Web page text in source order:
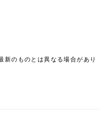
のものとは異なる場合があり